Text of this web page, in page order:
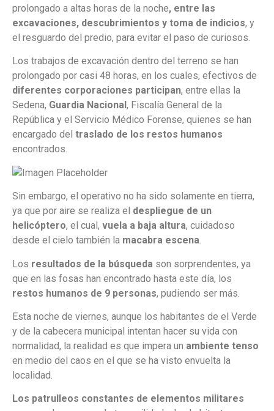
prolongado a altas horas de la noche, entre las
excavaciones, descubrimientos y toma de indicios, y
el resguardo del predio, para evitar el paso de curiosos.
Los trabajos de excavación dentro del terreno se han
prolongado por casi 48 horas, en los cuales, efectivos de
diferentes corporaciones participan, entre ellas la
Sedena, Guardia Nacional , Fiscalía General de la
República y el Servicio Médico Forense, quienes se han
encargado del traslado de los restos humanos
encontrados.
Sin embargo, el operativo no ha sido solamente en tierra,
ya que por aire se realiza el despliegue de un
helicóptero, el cual, vuela a baja altura, cuidadoso
desde el cielo también la macabra escena.
Los resultados de la búsqueda son sorprendentes, ya
que en las fosas han encontrado hasta este día, los
restos humanos de 9 personas, pudiendo ser más.
Esta noche de viernes, aunque los habitantes de el Verde
y de la cabecera municipal intentan hacer su vida con
normalidad, la realidad es que impera un ambiente tenso
en medio del caos en el que se ha visto envuelta la
localidad.
Los patrulleos constantes de elementos militares